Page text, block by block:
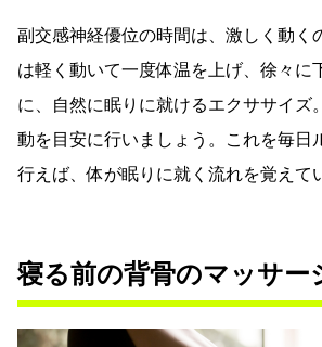
副交感神経優位の時間は、激しく動く
は軽く動いて一度体温を上げ、徐々に
に、自然に眠りに就けるエクササイズ
動を目安に行いましょう。これを毎日
行えば、体が眠りに就く流れを覚えて
寝る前の背骨のマッサー